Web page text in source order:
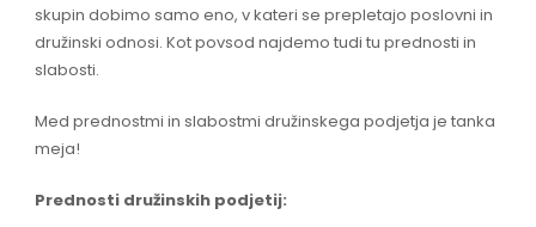
skupin dobimo samo eno, v kateri se prepletajo poslovni in
družinski odnosi. Kot povsod najdemo tudi tu prednosti in
slabosti.
Med prednostmi in slabostmi družinskega podjetja je tanka
meja!
Prednosti družinskih podjetij: